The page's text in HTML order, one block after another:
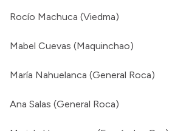
Rocío Machuca (Viedma)
Mabel Cuevas (Maquinchao)
María Nahuelanca (General Roca)
Ana Salas (General Roca)